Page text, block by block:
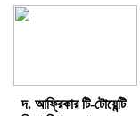
দ. আফ্রিকার টি-টোয়েন্টি